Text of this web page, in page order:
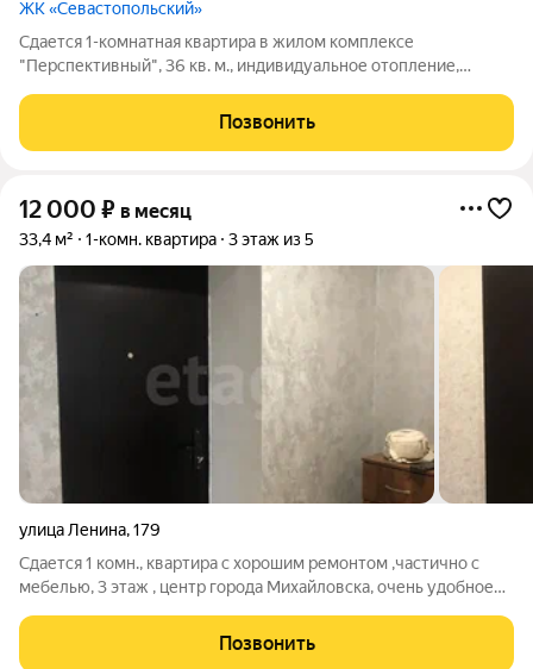
ЖК «Севастопольский»
Сдается 1-комнатная квартира в жилом комплексе
"Перспективный", 36 кв. м., индивидуальное отопление,
жилая уютная квартира для семейной пары без детей, без
животных или одной работающей девушки
Позвонить
12 000 ₽ в месяц
33,4 м² 1-комн. квартира 3 этаж из 5
улица Ленина,179
Сдается 1 комн., квартира с хорошим ремонтом ,частично с
мебелью, 3 этаж , центр города Михайловска, очень удобное
садик, магазины , рынок, аптеки, озон, вб. Удобная развязка
маршрутного такси в
Позвонить